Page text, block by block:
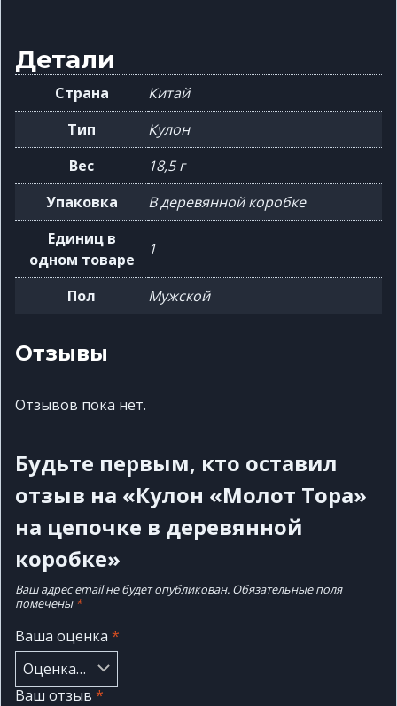
Детали
Страна
Китай
Тип
Кулон
Вес
18,5 г
Упаковка
В деревянной коробке
Единиц в
одном товаре
1
Пол Мужской
Отзывы
Отзывов пока нет.
Будьте первым, кто оставил
отзыв на «Кулон «Молот Тора»
на цепочке в деревянной
коробке»
Ваш адрес email не будет опубликован. Обязательные поля
помечены *
Ваша оценка *
Ваш отзыв *